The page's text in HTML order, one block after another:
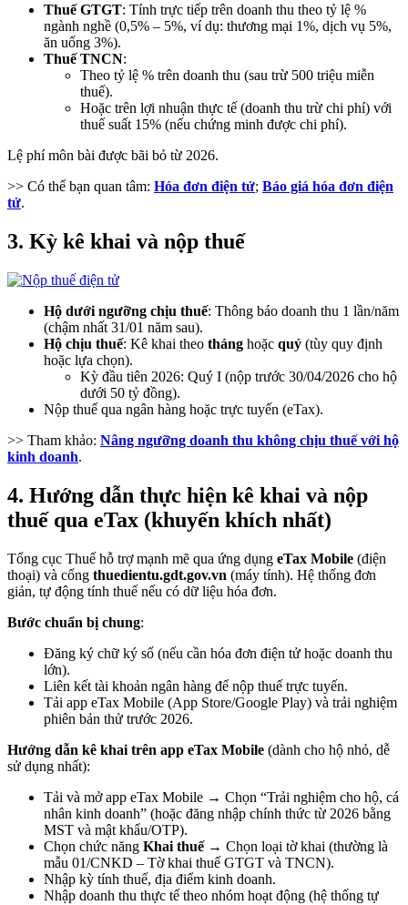
Thuế GTGT: Tính trực tiếp trên doanh thu theo tỷ lệ %
ngành nghề (0,5% – 5%, ví dụ: thương mại 1%, dịch vụ 5%,
ăn uống 3%).
Thuế TNCN:
Theo tỷ lệ % trên doanh thu (sau trừ 500 triệu miễn
thuế).
Hoặc trên lợi nhuận thực tế (doanh thu trừ chi phí) với
thuế suất 15% (nếu chứng minh được chi phí).
Lệ phí môn bài được bãi bỏ từ 2026.
>> Có thể bạn quan tâm: Hóa đơn điện tử; Báo giá hóa đơn điện
tử.
3. Kỳ kê khai và nộp thuế
Hộ dưới ngưỡng chịu thuế: Thông báo doanh thu 1 lần/năm
(chậm nhất 31/01 năm sau).
Hộ chịu thuế: Kê khai theo tháng hoặc quý (tùy quy định
hoặc lựa chọn).
Kỳ đầu tiên 2026: Quý I (nộp trước 30/04/2026 cho hộ
dưới 50 tỷ đồng).
Nộp thuế qua ngân hàng hoặc trực tuyến (eTax).
>> Tham khảo: Nâng ngưỡng doanh thu không chịu thuế với hộ
kinh doanh.
4. Hướng dẫn thực hiện kê khai và nộp
thuế qua eTax (khuyến khích nhất)
Tổng cục Thuế hỗ trợ mạnh mẽ qua ứng dụng eTax Mobile (điện
thoại) và cổng thuedientu.gdt.gov.vn (máy tính). Hệ thống đơn
giản, tự động tính thuế nếu có dữ liệu hóa đơn.
Bước chuẩn bị chung:
Đăng ký chữ ký số (nếu cần hóa đơn điện tử hoặc doanh thu
lớn).
Liên kết tài khoản ngân hàng để nộp thuế trực tuyến.
Tải app eTax Mobile (App Store/Google Play) và trải nghiệm
phiên bản thử trước 2026.
Hướng dẫn kê khai trên app eTax Mobile (dành cho hộ nhỏ, dễ
sử dụng nhất):
Tải và mở app eTax Mobile → Chọn “Trải nghiệm cho hộ, cá
nhân kinh doanh” (hoặc đăng nhập chính thức từ 2026 bằng
MST và mật khẩu/OTP).
Chọn chức năng Khai thuế→ Chọn loại tờ khai (thường là
mẫu 01/CNKD – Tờ khai thuế GTGT và TNCN).
Nhập kỳ tính thuế, địa điểm kinh doanh.
Nhập doanh thu thực tế theo nhóm hoạt động (hệ thống tự